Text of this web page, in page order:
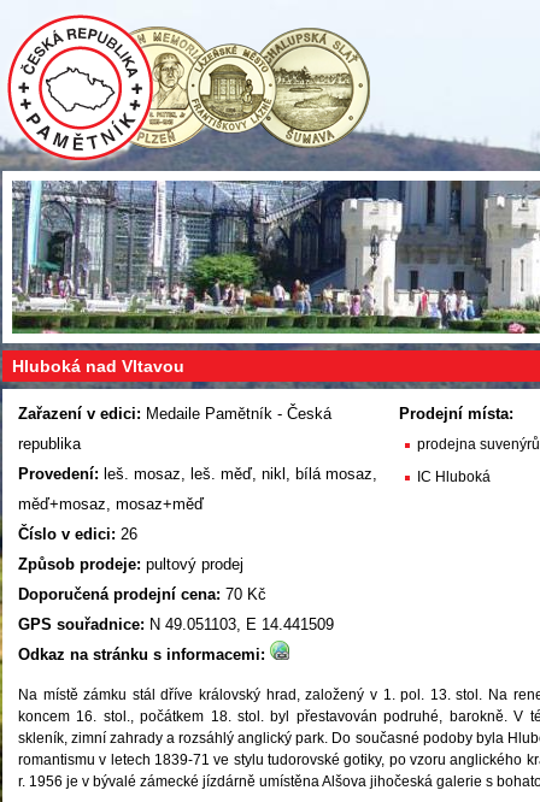
Hluboká nad Vltavou
Zařazení v edici: Medaile Pamětník - Česká
republika
Provedení: leš. mosaz, leš. měď, nikl, bílá mosaz,
měď+mosaz, mosaz+měď
Číslo v edici: 26
Způsob prodeje: pultový prodej
Doporučená prodejní cena: 70 Kč
GPS souřadnice: N 49.051103, E 14.441509
Odkaz na stránku s informacemi:
Prodejní místa:
prodejna
IC Hluboká
Na místě zámku stál dříve královský hrad, založený v 1. pol. 13. stol. Na
koncem 16. stol., počátkem 18. stol. byl přestavován podruhé, barokně. V
skleník, zimní zahrady a rozsáhlý anglický park. Do současné podoby byla
romantismu v letech 1839-71 ve stylu tudorovské gotiky, po vzoru anglického
r. 1956 je v bývalé zámecké jízdárně umístěna Alšova jihočeská galerie s